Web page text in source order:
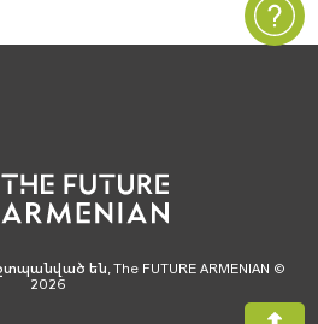
են, The FUTURE ARMENIAN ©
2026